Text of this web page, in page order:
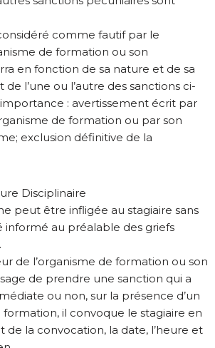
comme fautif par le
de formation ou son
en fonction de sa nature et de sa
de l’une ou l’autre des sanctions ci-
: avertissement écrit par
de formation ou par son
exclusion définitive de la
Disciplinaire
peut être infligée au stagiaire sans
informé au préalable des griefs
de l’organisme de formation ou son
de prendre une sanction qui a
ou non, sur la présence d’un
formation, il convoque le stagiaire en
de la convocation, la date, l’heure et